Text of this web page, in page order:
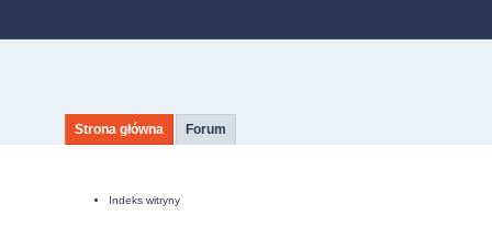
Strona główna Forum
Indeks witryny